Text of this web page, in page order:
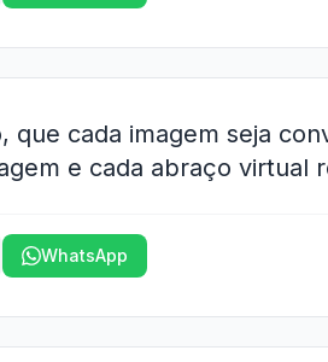
que cada imagem seja
e cada abraço virtual
WhatsApp